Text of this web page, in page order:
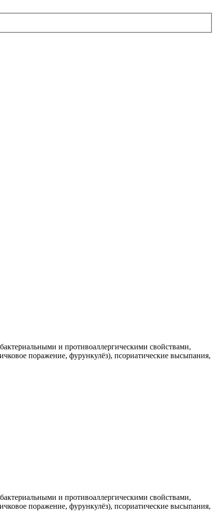
и противоаллергическими свойствами,
поражение, фурункулёз), псориатические высыпания,
и противоаллергическими свойствами,
поражение, фурункулёз), псориатические высыпания,